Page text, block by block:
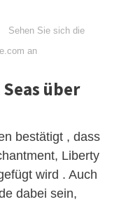
Sehen Sie sich die
an
über
bestätigt , dass
Liberty
wird . Auch
dabei sein,